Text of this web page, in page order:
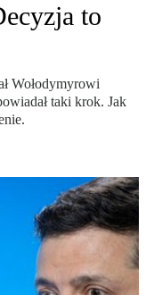
to
Wołodymyrowi
taki krok. Jak